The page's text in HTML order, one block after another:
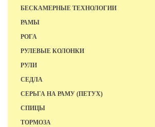
БЕСКАМЕРНЫЕ ТЕХНОЛОГИИ
РАМЫ
РОГА
РУЛЕВЫЕ КОЛОНКИ
РУЛИ
СЕДЛА
СЕРЬГА НА РАМУ (ПЕТУХ)
СПИЦЫ
ТОРМОЗА